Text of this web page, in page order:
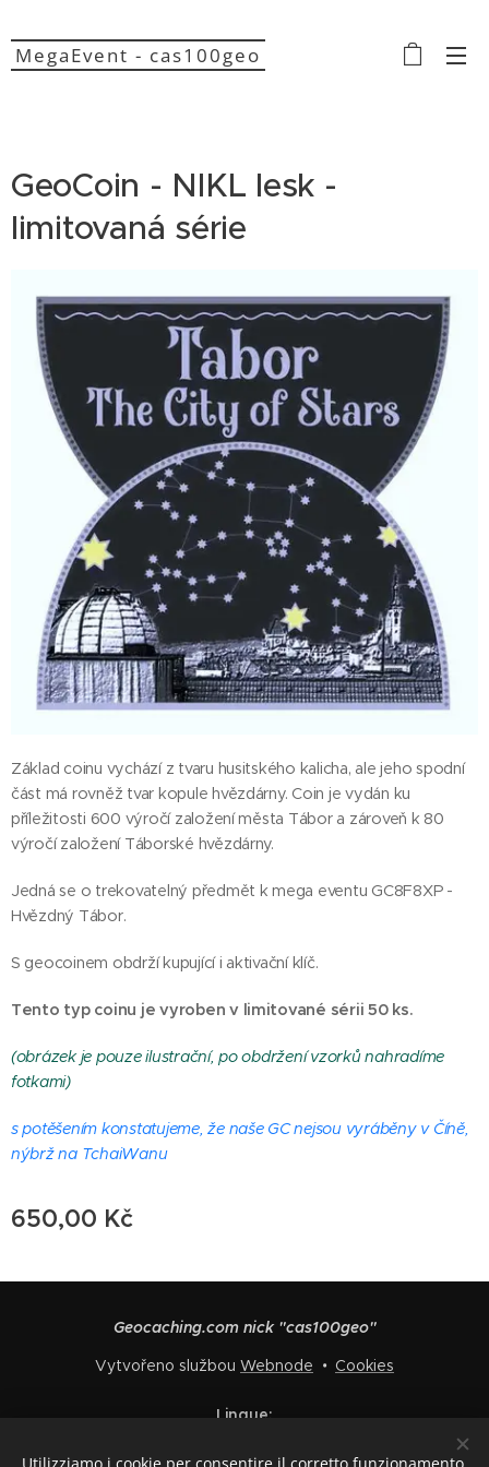
MegaEvent - cas100geo
GeoCoin - NIKL lesk -
limitovaná série
Základ coinu vychází z tvaru husitského kalicha, ale jeho spodní
část má rovněž tvar kopule hvězdárny. Coin je vydán ku
příležitosti 600 výročí založení města Tábor a zároveň k 80
výročí založení Táborské hvězdárny.
Jedná se o trekovatelný předmět k mega eventu GC8F8XP -
Hvězdný Tábor.
S geocoinem obdrží kupující i aktivační klíč.
Tento typ coinu je vyroben v limitované sérii 50 ks.
(obrázek je pouze ilustrační, po obdržení vzorků nahradíme
fotkami)
s potěšením konstatujeme, že naše GCnejsou vyráběny v Číně,
nýbrž na TchaiWanu
650,00 Kč
Geocaching.com nick "cas100geo"
Vytvořeno službou Webnode Cookies
Lingue